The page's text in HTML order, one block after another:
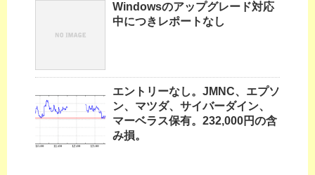
Windowsのアップグレード対応
中につきレポートなし
エントリーなし。JMNC、エプソ
ン、マツダ、サイバーダイン、
マーベラス保有。232,000円の含
み損。